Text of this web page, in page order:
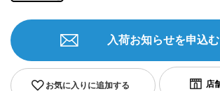
お気に入りに追加する
入荷お知らせを申込む